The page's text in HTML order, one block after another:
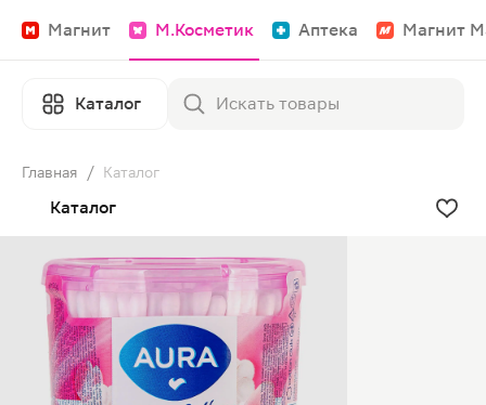
Магнит М.Косметик Аптека Магнит
Каталог
Главная / Каталог
Каталог